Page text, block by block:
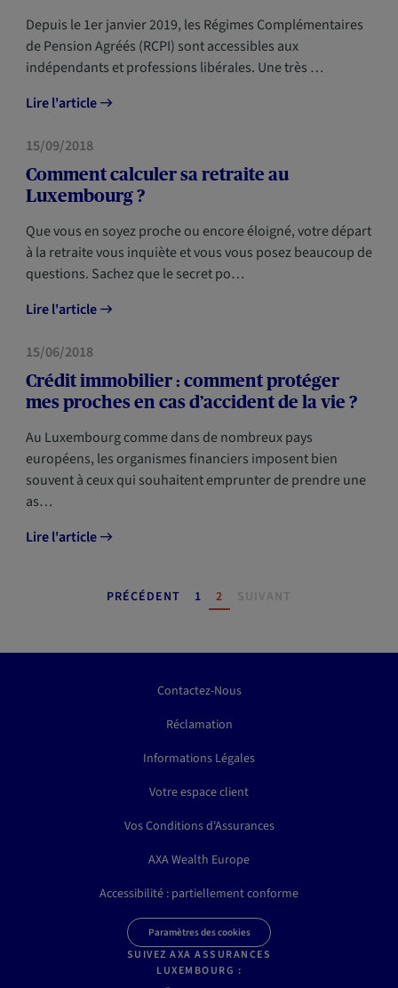
Depuis le 1er janvier 2019, les Régimes Complémentaires
de Pension Agréés (RCPI) sont accessibles aux
indépendants et professions libérales. Une très …
Lire l'article
PRÉVOYANCE
15/09/2018
Comment calculer sa retraite au
Luxembourg ?
Que vous en soyez proche ou encore éloigné, votre départ
à la retraite vous inquiète et vous vous posez beaucoup de
questions. Sachez que le secret po…
Lire l'article
PRÉVOYANCE
15/06/2018
Crédit immobilier : comment protéger
mes proches en cas d’accident de la vie ?
Au Luxembourg comme dans de nombreux pays
européens, les organismes financiers imposent bien
souvent à ceux qui souhaitent emprunter de prendre une
as…
Lire l'article
PRÉCÉDENT PAGE
1 PAGE
2 SUIVANT
Contactez-Nous
Réclamation
Informations Légales
Votre espace client
Vos Conditions d'Assurances
AXA Wealth Europe
Accessibilité : partiellement conforme
Paramètres des cookies
SUIVEZ AXA ASSURANCES
LUXEMBOURG :